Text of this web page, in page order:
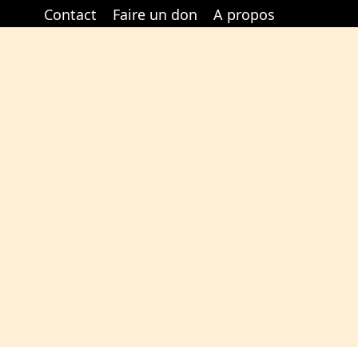
Contact
Faire un don A propos